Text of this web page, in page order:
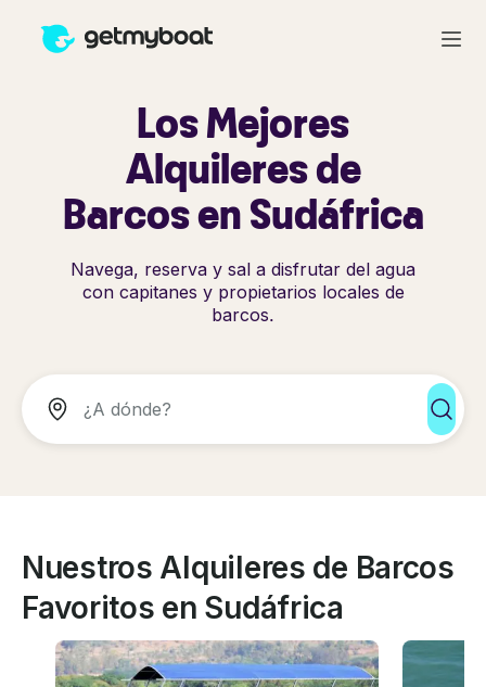
Los Mejores
Alquileres de
Barcos en Sudáfrica
Navega, reserva y sal a disfrutar del agua
con capitanes y propietarios locales de
barcos.
Nuestros Alquileres de Barcos
Favoritos en Sudáfrica